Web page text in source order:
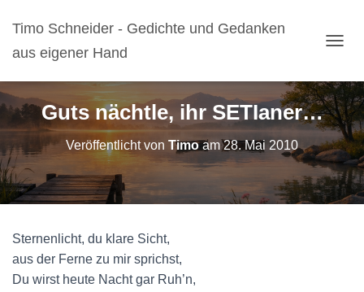
Timo Schneider - Gedichte und Gedanken
aus eigener Hand
V
I
G
A
T
I
O
N
U
Guts nächtle, ihr SETIaner…
Veröffentlicht von Timoam28. Mai 2010
Sternenlicht, du klare Sicht,
aus der Ferne zu mir sprichst,
Du wirst heute Nacht gar Ruh’n,